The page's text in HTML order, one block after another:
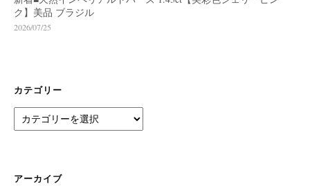
ク】美品 ブラジル
2026/07/25
カテゴリー
テ
ー
アーカイブ